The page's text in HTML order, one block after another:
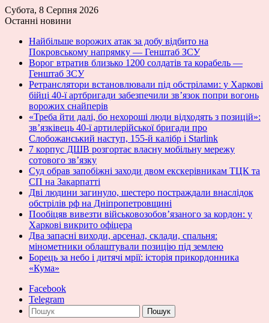
Субота, 8 Серпня 2026
Останні новини
Найбільше ворожих атак за добу відбито на
Покровському напрямку — Генштаб ЗСУ
Ворог втратив близько 1200 солдатів та корабель —
Генштаб ЗСУ
Ретранслятори встановлювали під обстрілами: у Харкові
бійці 40-ї артбригади забезпечили зв’язок попри вогонь
ворожих снайперів
«Треба йти далі, бо нехороші люди відходять з позицій»:
зв’язківець 40-ї артилерійської бригади про
Слобожанський наступ, 155-й калібр і Starlink
7 корпус ДШВ розгортає власну мобільну мережу
сотового зв’язку
Суд обрав запобіжні заходи двом екскерівникам ТЦК та
СП на Закарпатті
Дві людини загинуло, шестеро постраждали внаслідок
обстрілів рф на Дніпропетровщині
Пообіцяв вивезти військовозобов’язаного за кордон: у
Харкові викрито офіцера
Два запасні виходи, арсенал, склади, спальня:
мінометники облаштували позицію під землею
Борець за небо і дитячі мрії: історія прикордонника
«Кума»
Facebook
Telegram
Пошук